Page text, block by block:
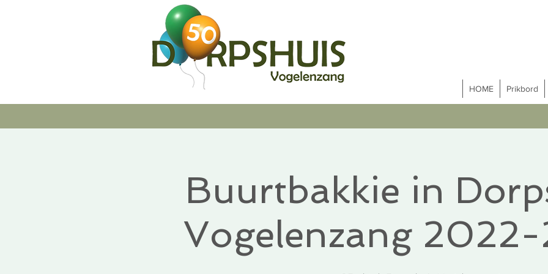
HOME Prikbord
Buurtbakkie in
Vogelenzang